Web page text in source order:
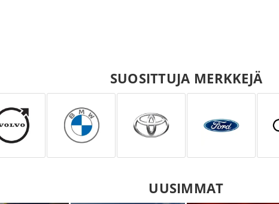
SUOSITTUJA MERKKEJÄ
UUSIMMAT